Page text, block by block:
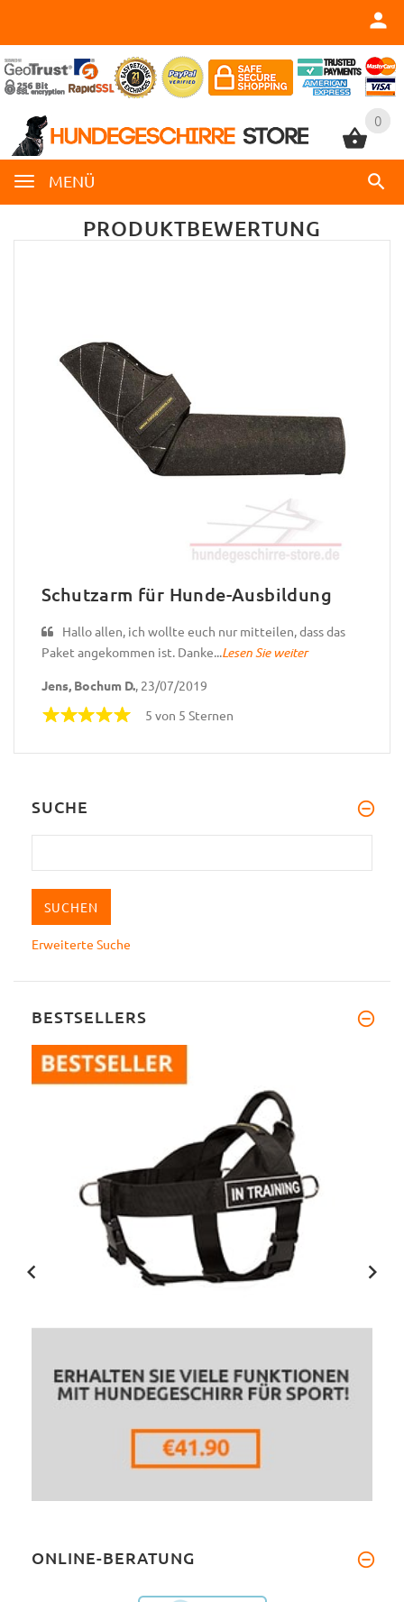
0
MENÜ
0
PRODUKTBEWERTUNG
Schutzarm für Hunde-Ausbildung
Hallo allen, ich wollte euch nur mitteilen, dass das
Paket angekommen ist. Danke...Lesen Sie weiter
Jens, Bochum D., 23/07/2019
5 von 5 Sternen
SUCHE
Erweiterte Suche
BESTSELLERS
ONLINE-BERATUNG